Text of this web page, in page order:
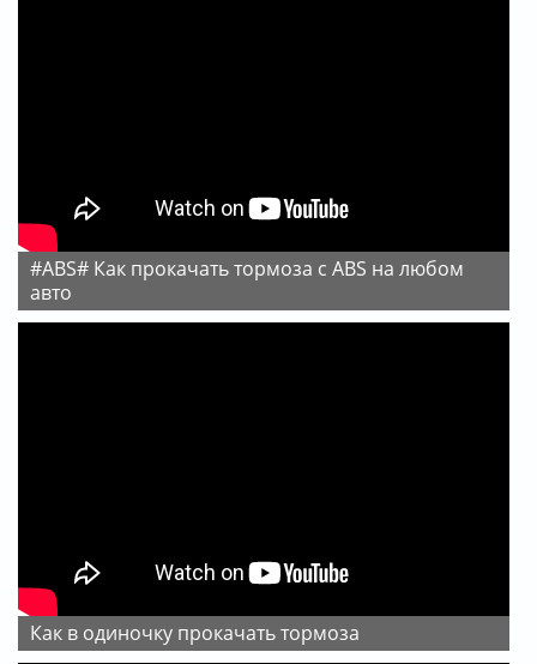
#ABS# Как прокачать тормоза с ABS на любом
авто
Как в одиночку прокачать тормоза